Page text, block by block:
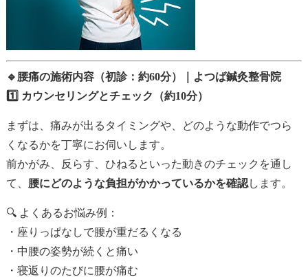
🔹腰痛の施術内容（初診：約60分）｜よつば鍼灸整骨院
1️⃣ カウンセリングとチェック（約10分）
まずは、痛みが出るタイミングや、どのような動作でつら
くなるかを丁寧にお伺いします。
前かがみ、反らす、ひねるといった動きのチェックを通し
て、 腰にどのような負担がかかっているかを確認します。
🔍 よくあるお悩み例：
・座りっぱなしで腰が重だるくなる
・中腰の姿勢が続くと痛い
・寝返りのたびに腰が痛む